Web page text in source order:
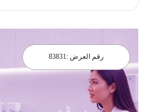
رقم العرض : 83831